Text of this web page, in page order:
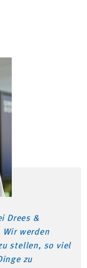
Drees &
werden
stellen, so viel
zu